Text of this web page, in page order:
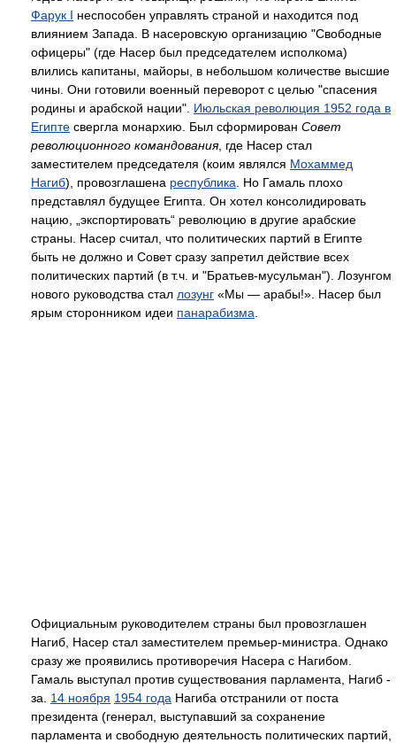
Фарук I неспособен управлять страной и находится под
влиянием Запада. В насеровскую организацию "Свободные
офицеры" (где Насер был председателем исполкома)
влились капитаны, майоры, в небольшом количестве высшие
чины. Они готовили военный переворот с целью "спасения
родины и арабской нации". Июльская революция 1952 года в
Египте свергла монархию. Был сформирован Совет
революционного командования, где Насер стал
заместителем председателя (коим являлся Мохаммед
Нагиб), провозглашена республика . Но Гамаль плохо
представлял будущее Египта. Он хотел консолидировать
нацию, „экспортировать“ революцию в другие арабские
страны. Насер считал, что политических партий в Египте
быть не должно и Совет сразу запретил действие всех
политических партий (в т.ч. и "Братьев-мусульман"). Лозунгом
нового руководства стал лозунг «Мы — арабы!». Насер был
ярым сторонником идеи панарабизма
Официальным руководителем страны был провозглашен
Нагиб, Насер стал заместителем премьер-министра. Однако
сразу же проявились противоречия Насера с Нагибом.
Гамаль выступал против существования парламента, Нагиб -
за. 14 ноября 1954 года Нагиба отстранили от поста
президента (генерал, выступавший за сохранение
парламента и свободную деятельность политических партий,